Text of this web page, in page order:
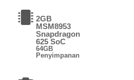
2GB
MSM8953
Snapdragon
625 SoC
64GB
Penyimpanan